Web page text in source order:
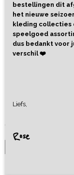
Rubber Bal Wereld -
Deze mooie bal van
€ 9,90
bestellingen dit
het nieuwe
kleding collecties
speelgoed
dus bedankt voor
verschil ❤️
Liefs,
Rose